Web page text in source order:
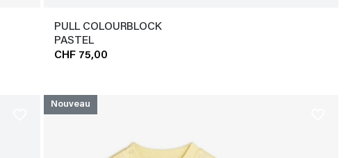
PULL COLOURBLOCK
PASTEL
CHF 75,00
Nouveau